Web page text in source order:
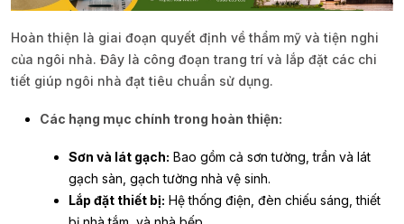
Hoàn thiện là giai đoạn quyết định về thẩm mỹ và tiện nghi
của ngôi nhà. Đây là công đoạn trang trí và lắp đặt các chi
tiết giúp ngôi nhà đạt tiêu chuẩn sử dụng.
Các hạng mục chính trong hoàn thiện:
Sơn và lát gạch: Bao gồm cả sơn tường, trần và lát
gạch sàn, gạch tường nhà vệ sinh.
Lắp đặt thiết bị: Hệ thống điện, đèn chiếu sáng, thiết